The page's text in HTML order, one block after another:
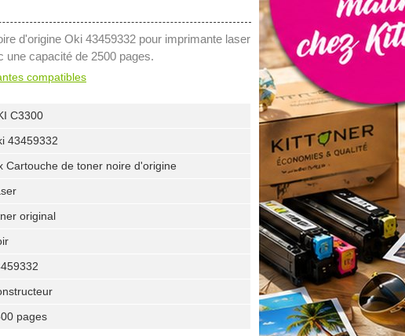
d'origine Oki 43459332 pour imprimante laser
une capacité de 2500 pages.
compatibles
C3300
43459332
Cartouche de toner noire d'origine
original
pages